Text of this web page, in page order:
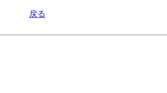
戻る